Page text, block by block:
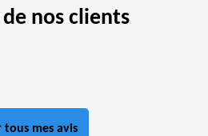
de nos clients
tous mes avis